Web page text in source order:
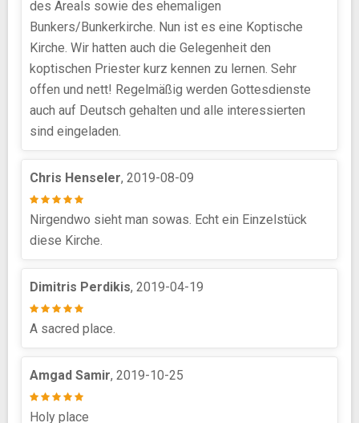
des Areals sowie des ehemaligen
Bunkers/Bunkerkirche. Nun ist es eine Koptische
Kirche. Wir hatten auch die Gelegenheit den
koptischen Priester kurz kennen zu lernen. Sehr
offen und nett! Regelmäßig werden Gottesdienste
auch auf Deutsch gehalten und alle interessierten
sind eingeladen.
Chris Henseler, 2019-08-09
Nirgendwo sieht man sowas. Echt ein Einzelstück
diese Kirche.
Dimitris Perdikis, 2019-04-19
A sacred place.
Amgad Samir, 2019-10-25
Holy place